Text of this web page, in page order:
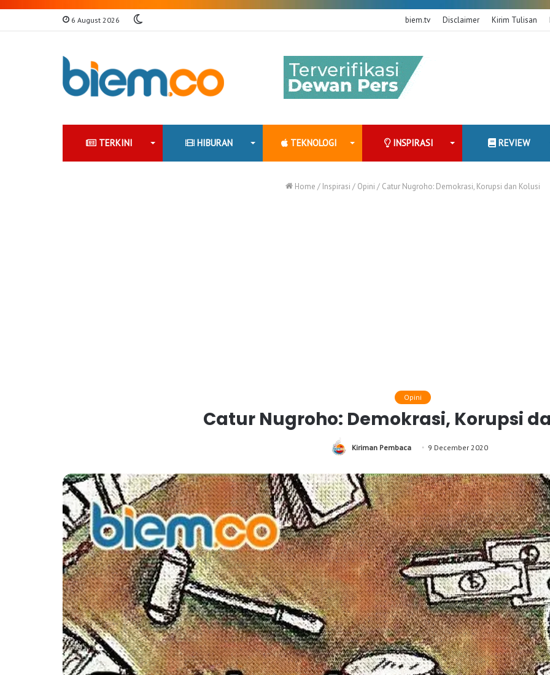
6 August 2026 biem.tv Disclaimer Kirim Tulisan
TERKINI HIBURAN TEKNOLOGI INSPIRASI REVIEW
Home / Inspirasi / Opini / Catur Nugroho: Demokrasi, Korupsi dan Kolusi
Opini
Catur Nugroho: Demokrasi, Korupsi
Kiriman Pembaca 9 December 2020